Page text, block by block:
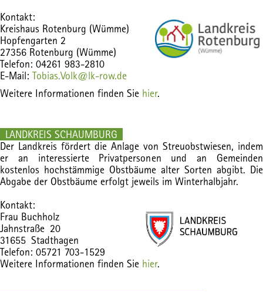
Kontakt:
Kreishaus Rotenburg (Wümme)
Hopfengarten 2
27356 Rotenburg (Wümme)
Telefon: 04261 983-2810
E-Mail: Tobias.Volk@lk-row.de
Weitere Informationen finden Sie hier.
LANDKREIS SCHAUMBURG
Der Landkreis fördert die Anlage von Streuobstwiesen, indem
er an interessierte Privatpersonen und an Gemeinden
kostenlos hochstämmige Obstbäume alter Sorten abgibt. Die
Abgabe der Obstbäume erfolgt jeweils im Winterhalbjahr.
Kontakt:
Frau Buchholz
Jahnstraße 20
31655 Stadthagen
Telefon: 05721 703-1529
Weitere Informationen finden Sie hier.